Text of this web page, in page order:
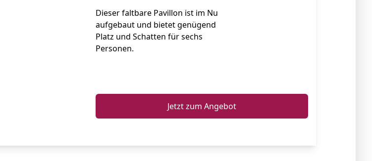
Dieser faltbare Pavillon ist im Nu
aufgebaut und bietet genügend
Platz und Schatten für sechs
Personen.
Jetzt zum Angebot